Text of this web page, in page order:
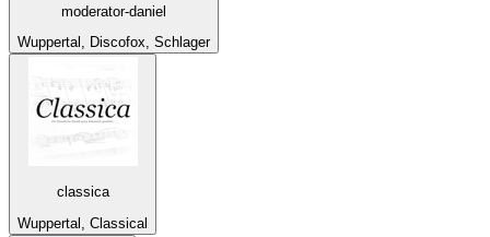
moderator-daniel
Wuppertal, Discofox, Schlager
classica
Wuppertal, Classical